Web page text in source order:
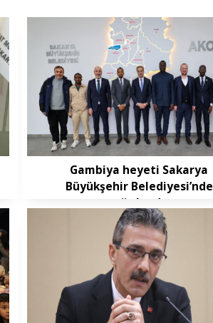
Gambiya heyeti Sakarya
Büyükşehir Belediyesi’nde
ağırlandı